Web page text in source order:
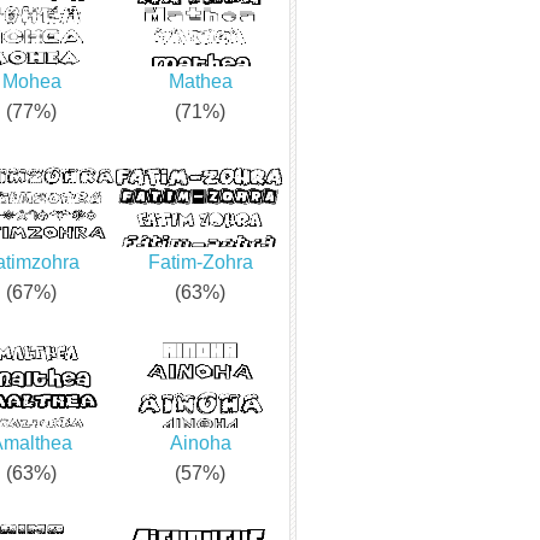
Mohea
(77%)
Mathea
(71%)
(67%)
Fatim-Zohra
(63%)
(63%)
Ainoha
(57%)